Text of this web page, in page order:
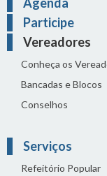
Participe
Vereadores
Conheça os
Bancadas e Blocos
Conselhos
Serviços
Refeitório Popular